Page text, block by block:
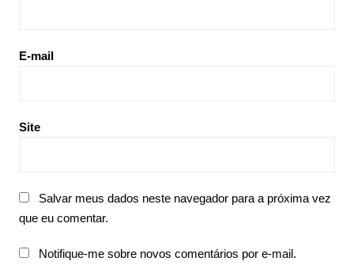
E-mail
Site
Salvar meus dados neste navegador para a próxima vez
que eu comentar.
Notifique-me sobre novos comentários por e-mail.